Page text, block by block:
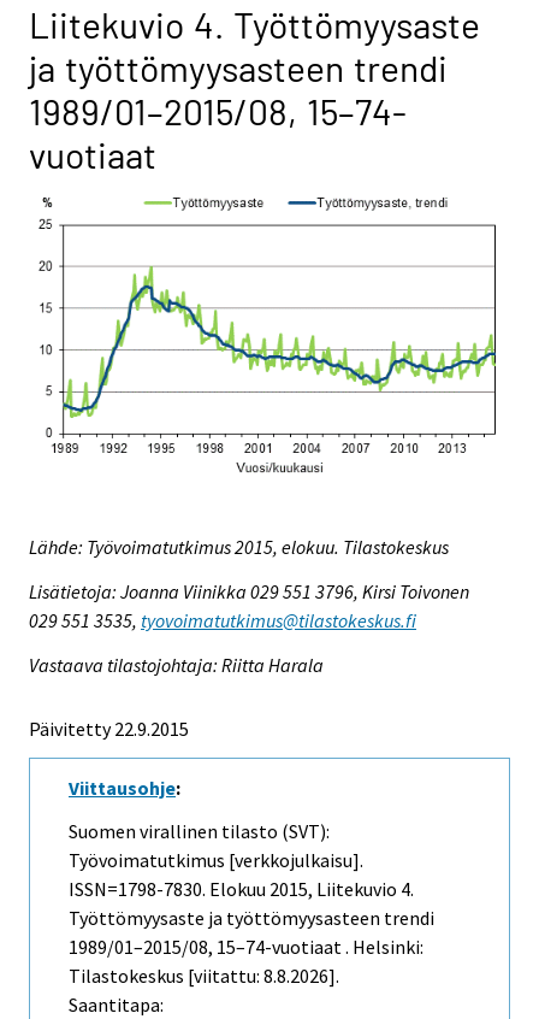
Liitekuvio 4. Työttömyysaste
ja työttömyysasteen trendi
1989/01–2015/08, 15–74-
vuotiaat
Lähde: Työvoimatutkimus 2015, elokuu. Tilastokeskus
Lisätietoja: Joanna Viinikka 029 551 3796, Kirsi Toivonen
029 551 3535, tyovoimatutkimus@tilastokeskus.fi
Vastaava tilastojohtaja: Riitta Harala
Päivitetty 22.9.2015
Viittausohje:
Suomen virallinen tilasto (SVT):
Työvoimatutkimus [verkkojulkaisu].
ISSN=1798-7830. Elokuu 2015, Liitekuvio 4.
Työttömyysaste ja työttömyysasteen trendi
1989/01–2015/08, 15–74-vuotiaat . Helsinki:
Tilastokeskus [viitattu: 8.8.2026].
Saantitapa: